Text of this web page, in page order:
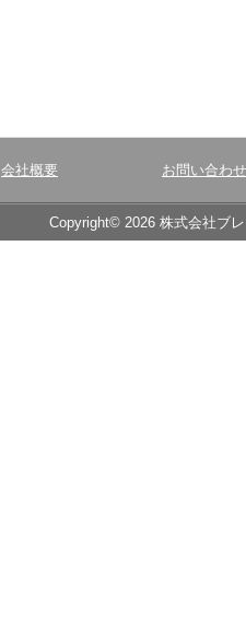
会社概要 お問い合わせ
Copyright© 2026 株式会社ブ